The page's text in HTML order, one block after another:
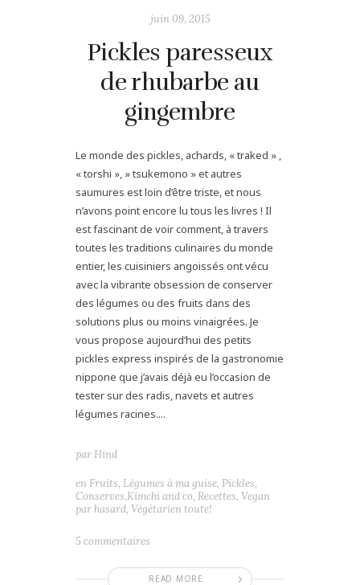
juin 09, 2015
Pickles paresseux
de rhubarbe au
gingembre
Le monde des pickles, achards, « traked » ,
« torshi », » tsukemono » et autres
saumures est loin d’être triste, et nous
n’avons point encore lu tous les livres ! Il
est fascinant de voir comment, à travers
toutes les traditions culinaires du monde
entier, les cuisiniers angoissés ont vécu
avec la vibrante obsession de conserver
des légumes ou des fruits dans des
solutions plus ou moins vinaigrées. Je
vous propose aujourd’hui des petits
pickles express inspirés de la gastronomie
nippone que j’avais déjà eu l’occasion de
tester sur des radis, navets et autres
légumes racines....
READ MORE
par Hind
en Fruits, Légumes à ma guise, Pickles,
Conserves,Kimchi and co, Recettes, Vegan
par hasard, Végétarien toute!
5 commentaires